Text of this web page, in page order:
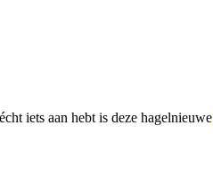
iets aan hebt is deze hagelnieuwe